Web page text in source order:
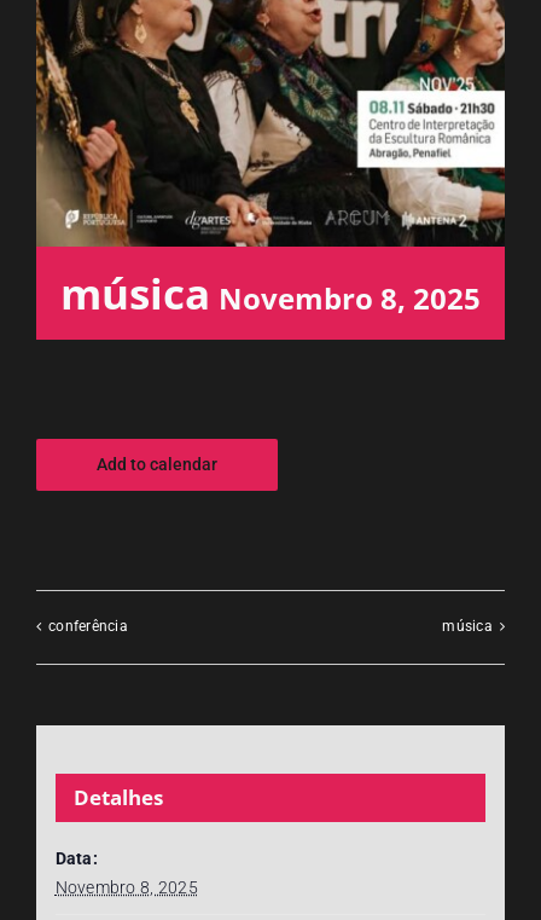
ESPAÇO OUVINTE
A RCP
CONTACTOS
OUVIR
música Novembro 8, 2025
Add to calendar
conferência música
Detalhes
Data:
Novembro 8, 2025